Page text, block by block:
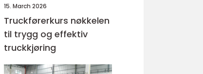
15. March 2026
Truckførerkurs nøkkelen
til trygg og effektiv
truckkjøring